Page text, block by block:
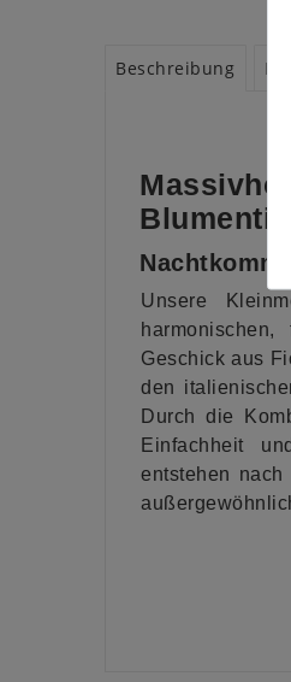
Beschreibung
Unsere
Geschick aus
den
Durch die
Einfachheit
entstehen